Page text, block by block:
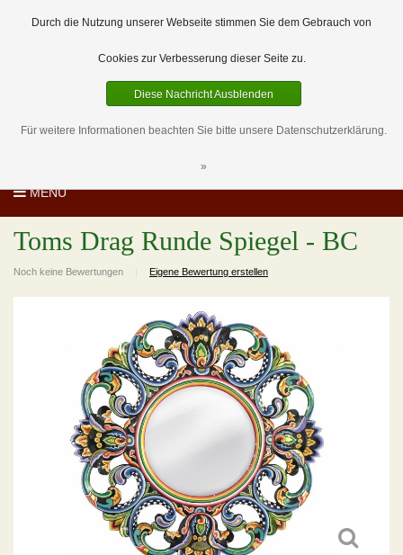
0 Artikel
DE
EUR
MENU
Toms Drag Runde Spiegel - BC
Noch keine Bewertungen Eigene Bewertung erstellen
Durch die Nutzung unserer Webseite stimmen Sie dem Gebrauch von
Cookies zur Verbesserung dieser Seite zu.
Diese Nachricht Ausblenden
Für weitere Informationen beachten Sie bitte unsere Datenschutzerklärung.
»